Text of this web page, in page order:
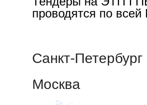
Санкт-Петербург
Москва
проводятся по всей